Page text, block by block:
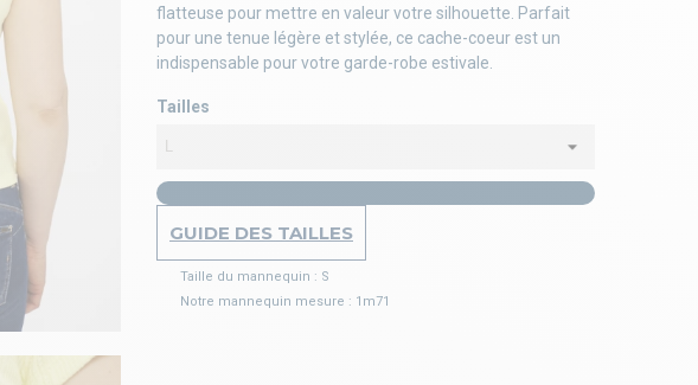
flatteuse pour mettre en valeur votre silhouette. Parfait
pour une tenue légère et stylée, ce cache-coeur est un
indispensable pour votre garde-robe estivale.
Tailles
GUIDE DES TAILLES
Taille du mannequin : S
Notre mannequin mesure : 1m71